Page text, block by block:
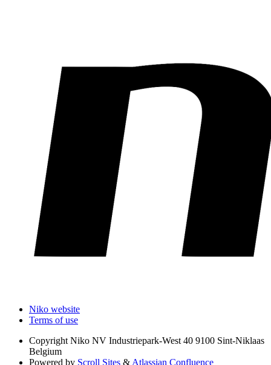
Niko website
Terms of use
Copyright Niko NV Industriepark-West 40 9100 Sint-Niklaas
Belgium
Powered by Scroll Sites & Atlassian Confluence